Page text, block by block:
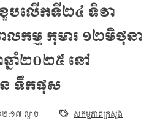
ខួបលើកទី២៤ ទិវា
កម្ម កុមារ ១២មិថុនា
ឆ្នាំ២០២៥ នៅ
ទឹកផុស
២:១៧ ល្ងាច សកម្មភាពក្រសួង